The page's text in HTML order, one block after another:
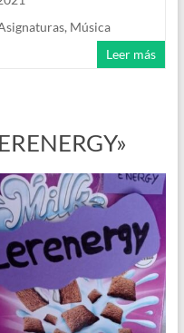
, Música
Leer más